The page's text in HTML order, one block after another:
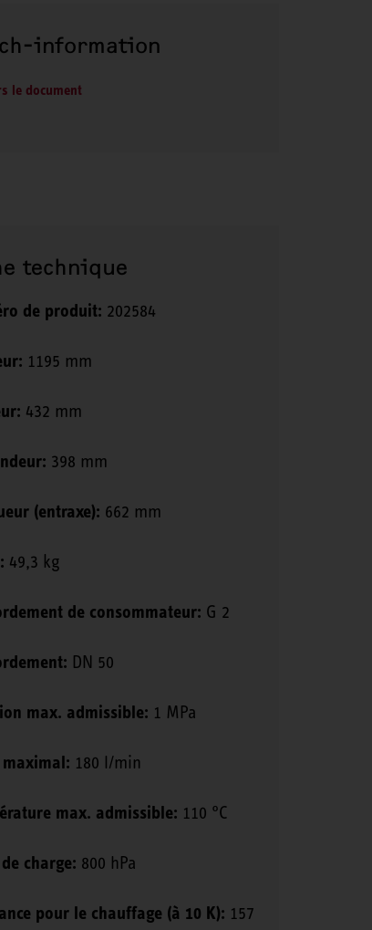
information
le document
technique
de produit: 202584
1195 mm
432 mm
398 mm
(entraxe): 662 mm
49,3 kg
de consommateur: G 2
DN 50
max. admissible: 1 MPa
180 l/min
max. admissible: 110 °C
charge: 800 hPa
pour le chauffage (à 10 K): 157